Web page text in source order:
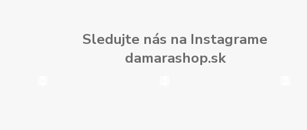
Sledujte nás na Instagrame
damarashop.sk